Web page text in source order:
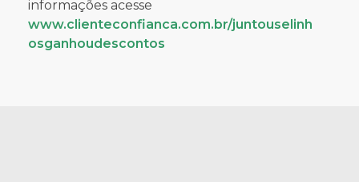
informações acesse
www.clienteconfianca.com.br/juntouselinh
osganhoudescontos